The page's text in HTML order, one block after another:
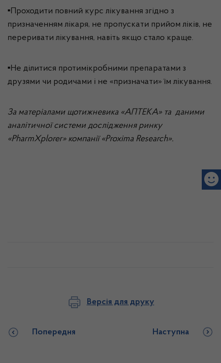
▪Проходити повний курс лікування згідно з
призначенням лікаря, не пропускати прийом ліків, не
переривати лікування, навіть якщо стало краще.
▪Не ділитися протимікробними препаратами з
друзями чи родичами і не «призначати» їм лікування.
За матеріалами щотижневика «АПТЕКА» та даними
аналітичної системи дослідження ринку
«PharmXplorer» компанії «Proxima Research».
Версія для друку
Попередня Наступна